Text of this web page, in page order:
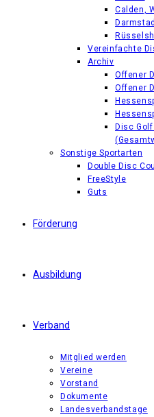
Calden,
Vereinfachte
Archiv
Offener
Offener
Disc
Sonstige Sportarten
Double Disc
FreeStyle
Guts
Förderung
Ausbildung
Verband
Mitglied werden
Vereine
Vorstand
Dokumente
Landesverbandstage